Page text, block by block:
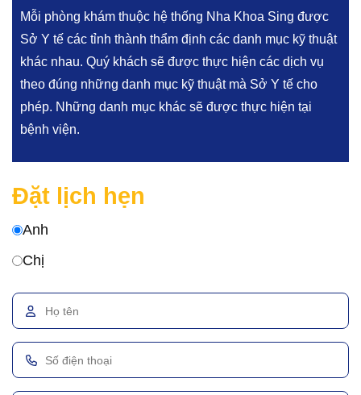
Mỗi phòng khám thuộc hệ thống Nha Khoa Sing được
Sở Y tế các tỉnh thành thẩm định các danh mục kỹ thuật
khác nhau. Quý khách sẽ được thực hiện các dịch vụ
theo đúng những danh mục kỹ thuật mà Sở Y tế cho
phép. Những danh mục khác sẽ được thực hiện tại
bệnh viện.
Đặt lịch hẹn
Anh
Chị